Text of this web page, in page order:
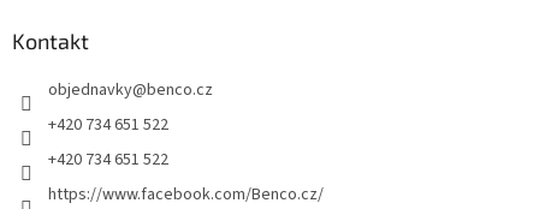
Kontakt
objednavky@benco.cz
+420 734 651 522
+420 734 651 522
https://www.facebook.com/Benco.cz/